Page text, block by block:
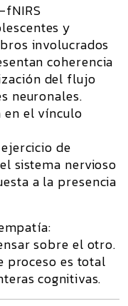
y
involucrados
coherencia
del flujo
neuronales.
en el vínculo
de
sistema nervioso
a la presencia
sobre el otro.
proceso es total
cognitivas.